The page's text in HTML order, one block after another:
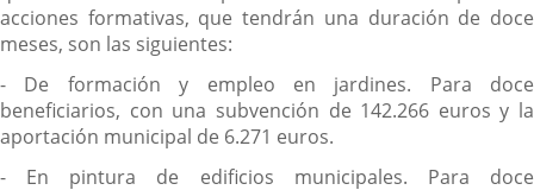
acciones formativas, que tendrán una duración de doce
meses, son las siguientes:
- De formación y empleo en jardines. Para doce
beneficiarios, con una subvención de 142.266 euros y la
aportación municipal de 6.271 euros.
- En pintura de edificios municipales. Para doce